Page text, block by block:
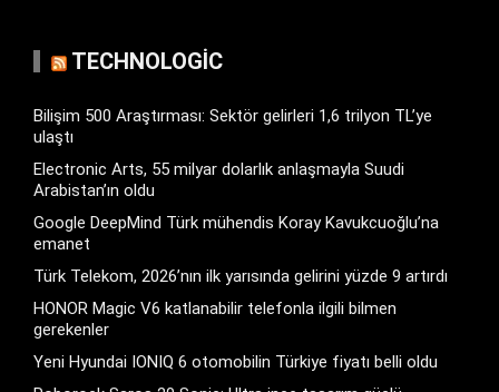
TECHNOLOGIC
Bilişim 500 Araştırması: Sektör gelirleri 1,6 trilyon TL’ye
ulaştı
Electronic Arts, 55 milyar dolarlık anlaşmayla Suudi
Arabistan’ın oldu
Google DeepMind Türk mühendis Koray Kavukcuoğlu’na
emanet
Türk Telekom, 2026’nın ilk yarısında gelirini yüzde 9 artırdı
HONOR Magic V6 katlanabilir telefonla ilgili bilmen
gerekenler
Yeni Hyundai IONIQ 6 otomobilin Türkiye fiyatı belli oldu